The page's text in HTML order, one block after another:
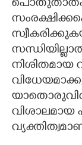
നിശിതമായ
വിശാലമായ